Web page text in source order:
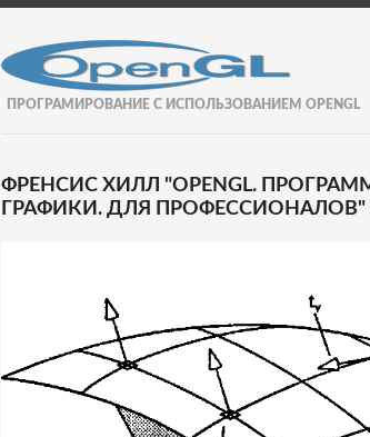
ПРОГРАМИРОВАНИЕ С ИСПОЛЬЗОВАНИЕМ OPENGL
ФРЕНСИС ХИЛЛ "OPENGL.
ГРАФИКИ. ДЛЯ ПРОФЕССИОНАЛОВ"